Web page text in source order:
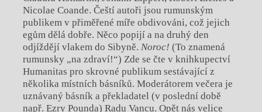
Nicolae Coande. Čeští autoři jsou rumunským
publikem v přiměřené míře obdivováni, což jejich
egům dělá dobře. Něco popijí a na druhý den
odjíždějí vlakem do Sibyně. Noroc! (To znamená
rumunsky „na zdraví!“) Zde se čte v knihkupectví
Humanitas pro skrovné publikum sestávající z
několika místních básníků. Moderátorem večera je
uznávaný básník a překladatel (v poslední době
např. Ezry Pounda) Radu Vancu. Opět nás velice